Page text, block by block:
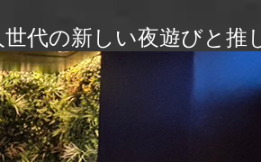
代の新しい夜遊びと推